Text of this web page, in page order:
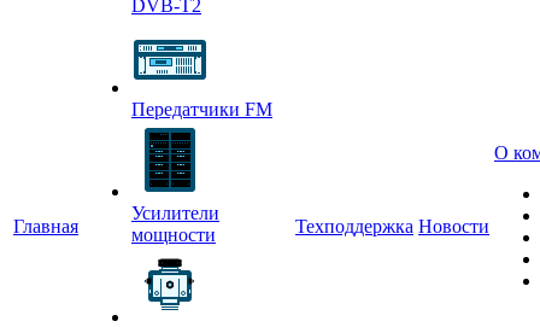
Главная
DVB-T2
Передатчики FM
Усилители
мощности
Техподдержка Новости
О